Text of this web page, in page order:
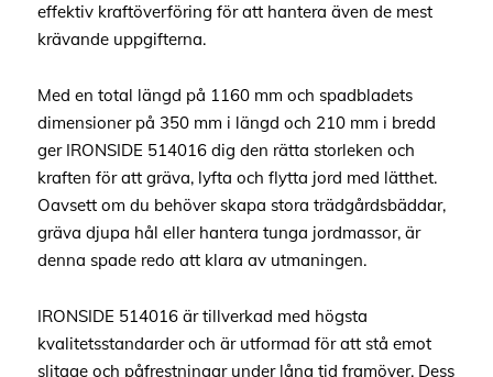
effektiv kraftöverföring för att hantera även de mest
krävande uppgifterna.
Med en total längd på 1160 mm och spadbladets
dimensioner på 350 mm i längd och 210 mm i bredd
ger IRONSIDE 514016 dig den rätta storleken och
kraften för att gräva, lyfta och flytta jord med lätthet.
Oavsett om du behöver skapa stora trädgårdsbäddar,
gräva djupa hål eller hantera tunga jordmassor, är
denna spade redo att klara av utmaningen.
IRONSIDE 514016 är tillverkad med högsta
kvalitetsstandarder och är utformad för att stå emot
slitage och påfrestningar under lång tid framöver. Dess